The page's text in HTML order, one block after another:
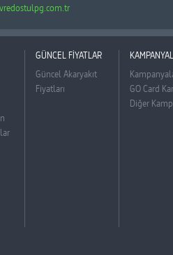
GÜNCEL FİYATLAR
Güncel Akaryakıt
Fiyatları
GO Card
Diğer